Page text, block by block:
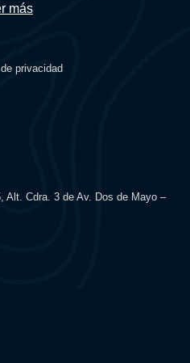
más
privacidad
Alt. Cdra. 3 de Av. Dos de Mayo –